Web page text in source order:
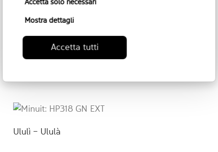
Accetta solo necessari
Mostra dettagli
Accetta tutti
Altri prodotti che
potrebbero piacerti
Ululì – Ululà